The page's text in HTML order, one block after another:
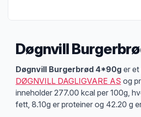
Døgnvill
Produktbeskrivelse
Døgnvill Burgerbrød 4*90g er
DØGNVILL DAGLIGVARE AS og
inneholder 277.00 kcal per 100g,
fett, 8.10g er proteiner og 42.20 g